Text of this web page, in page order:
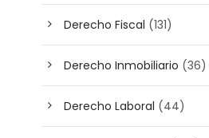
Derecho Fiscal (131)
Derecho Inmobiliario (36)
Derecho Laboral (44)